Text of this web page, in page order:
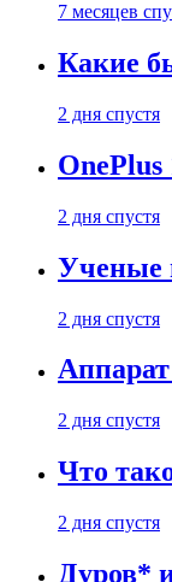
7 месяцев
Какие
2 дня спустя
OnePlus
2 дня спустя
Ученые
2 дня спустя
2 дня спустя
Что
2 дня спустя
Дуров*